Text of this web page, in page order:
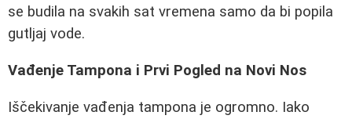
se budila na svakih sat vremena samo da bi popila
gutljaj vode.
Vađenje Tampona i Prvi Pogled na Novi Nos
Iščekivanje vađenja tampona je ogromno. Iako